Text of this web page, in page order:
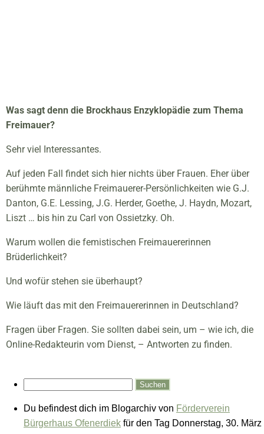
Was sagt denn die Brockhaus Enzyklopädie zum Thema
Freimauer?
Sehr viel Interessantes.
Auf jeden Fall findet sich hier nichts über Frauen. Eher über
berühmte männliche Freimauerer-Persönlichkeiten wie G.J.
Danton, G.E. Lessing, J.G. Herder, Goethe, J. Haydn, Mozart,
Liszt … bis hin zu Carl von Ossietzky. Oh.
Warum wollen die femistischen Freimauererinnen
Brüderlichkeit?
Und wofür stehen sie überhaupt?
Wie läuft das mit den Freimauererinnen in Deutschland?
Fragen über Fragen. Sie sollten dabei sein, um – wie ich, die
Online-Redakteurin vom Dienst, – Antworten zu finden.
Du befindest dich im Blogarchiv von Förderverein
Bürgerhaus Ofenerdiek für den Tag Donnerstag, 30. März